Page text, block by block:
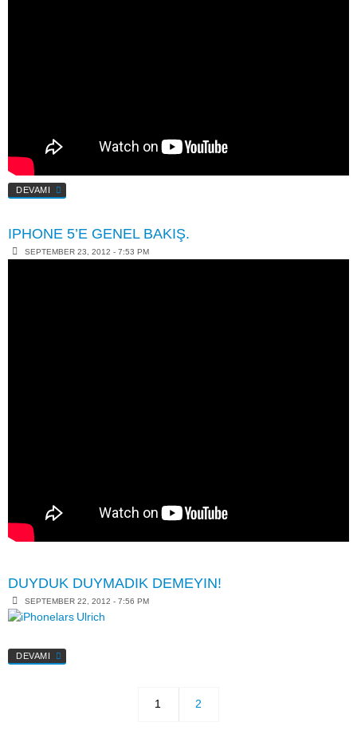
DEVAMI
IPHONE 5’E GENEL BAKIŞ.
SEPTEMBER 23, 2012 - 7:53 PM
DUYDUK DUYMADIK DEMEYIN!
SEPTEMBER 22, 2012 - 7:56 PM
DEVAMI
1 2